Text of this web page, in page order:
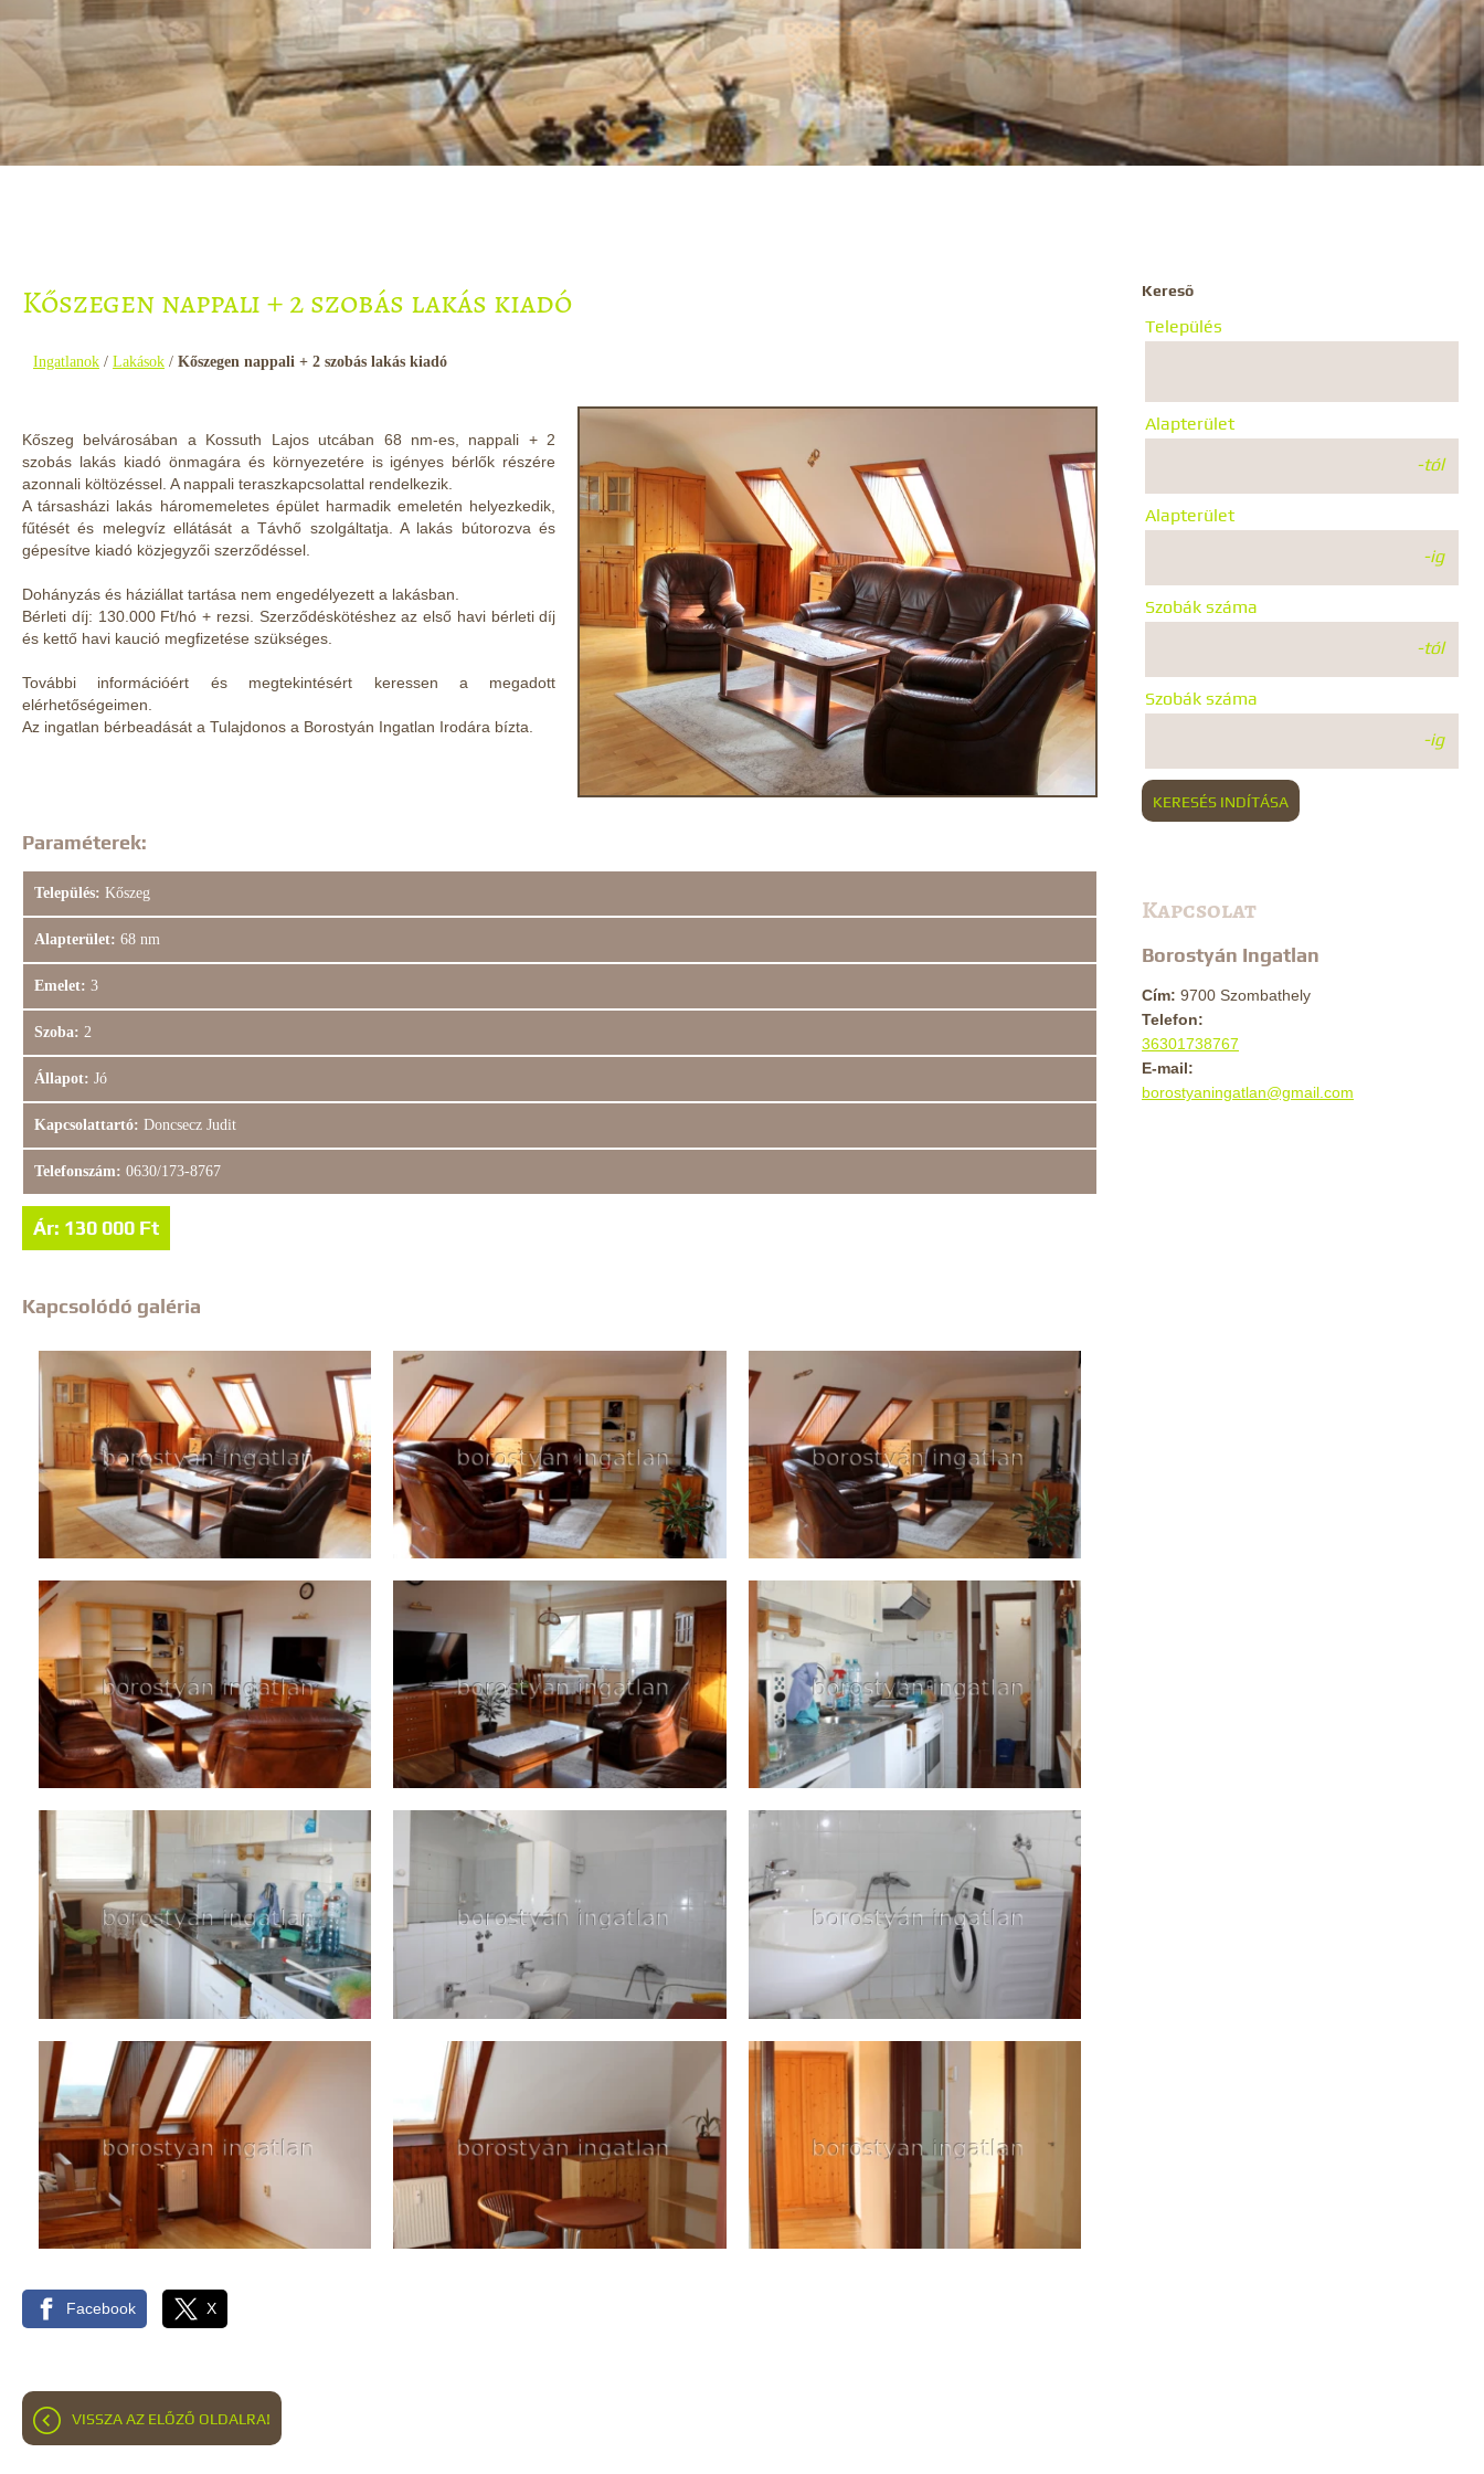
Kereső
Település
Alapterület
-tól
Alapterület
-ig
Szobák száma
-tól
Szobák száma
-ig
KERESÉS INDÍTÁSA
Kapcsolat
Borostyán Ingatlan
Cím: 9700 Szombathely
Telefon:
36301738767
E-mail:
borostyaningatlan@gmail.com
Kőszegen nappali + 2 szobás lakás kiadó
Ingatlanok / Lakások / Kőszegen nappali + 2 szobás lakás kiadó
Ár: 130 000 Ft
Kőszeg belvárosában a Kossuth Lajos utcában 68 nm-es, nappali + 2
szobás lakás kiadó önmagára és környezetére is igényes bérlők részére
azonnali költözéssel. A nappali teraszkapcsolattal rendelkezik.
A társasházi lakás háromemeletes épület harmadik emeletén helyezkedik,
fűtését és melegvíz ellátását a Távhő szolgáltatja. A lakás bútorozva és
gépesítve kiadó közjegyzői szerződéssel.
Dohányzás és háziállat tartása nem engedélyezett a lakásban.
Bérleti díj: 130.000 Ft/hó + rezsi. Szerződéskötéshez az első havi bérleti díj
és kettő havi kaució megfizetése szükséges.
További információért és megtekintésért keressen a megadott
elérhetőségeimen.
Az ingatlan bérbeadását a Tulajdonos a Borostyán Ingatlan Irodára bízta.
Paraméterek:
Település: Kőszeg
Alapterület: 68 nm
Emelet: 3
Szoba: 2
Állapot: Jó
Kapcsolattartó: Doncsecz Judit
Telefonszám: 0630/173-8767
Kapcsolódó galéria
Facebook X
VISSZA AZ ELŐZŐ OLDALRA!